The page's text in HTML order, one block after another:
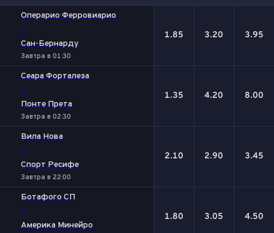
Операрио Ферровиарио
-
Сан-Бернарду
Завтра в 01:30
1.85 3.20 3.95
Сеара Форталеза
-
Понте Прета
Завтра в 02:30
1.35 4.20 8.00
Вила Нова
-
Спорт Ресифе
Завтра в 22:00
2.10 2.90 3.45
Ботафого СП
-
Америка Минейро
1.80 3.05 4.50